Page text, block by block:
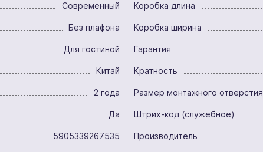
Современный
Без плафона
Для гостиной
Китай
2 года
Да
5905339267535
Коробка длина
Коробка ширина
Гарантия
Кратность
Размер монтажного отверстия
Штрих-код (служебное)
Производитель